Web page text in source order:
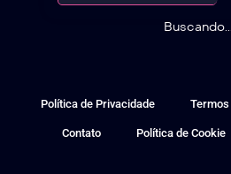
Buscando...
Política de Privacidade
Contato Política de Cookie